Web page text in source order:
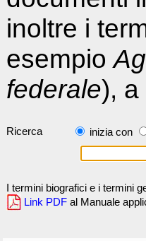
inoltre i
esempio
federale), a
Ricerca inizia con
I termini biografici e i termini
Link PDF al Manuale